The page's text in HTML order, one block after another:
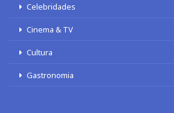
Celebridades
Cinema & TV
Cultura
Gastronomia